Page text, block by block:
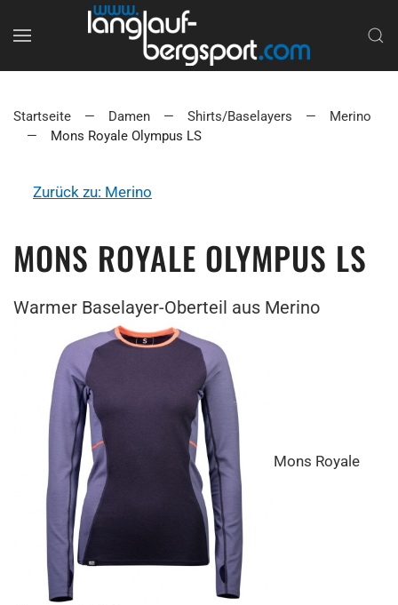
Startseite Damen Shirts/Baselayers
Merino
Mons Royale Olympus LS
Zurück zu: Merino
MONS ROYALE OLYMPUS LS
Warmer Baselayer-Oberteil aus Merino
Mons Royale